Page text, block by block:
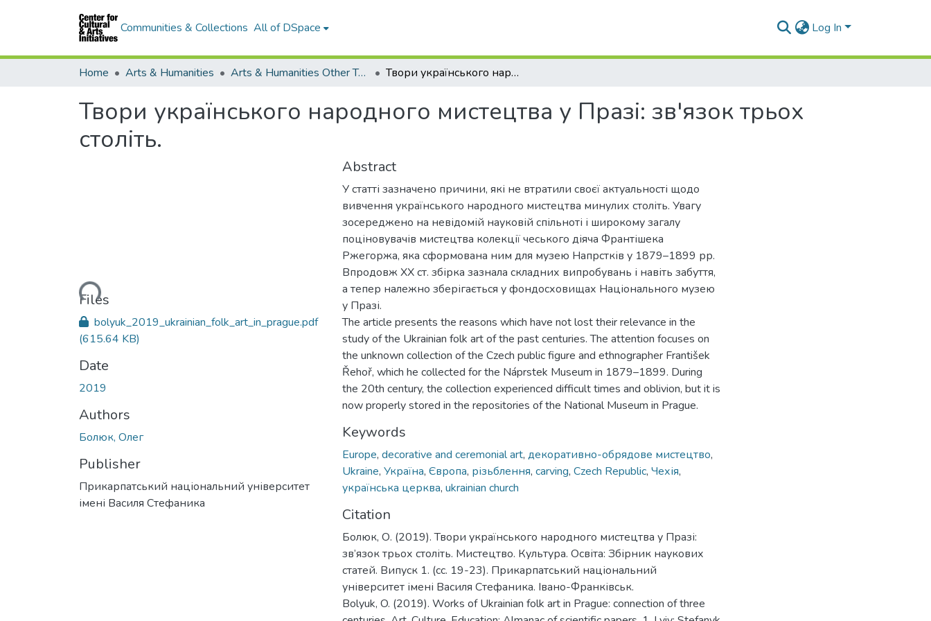
Communities & Collections All of DSpace Log In
Home Arts & Humanities Arts & Humanities Other Topics Твори українського народного мистецтва у Празі: зв'язок трьох століть.
Твори українського народного мистецтва у Празі: зв'язок трьох
століть.
Loading...
Files
bolyuk_2019_ukrainian_folk_art_in_prague.pdf
(615.64 KB)
Date
2019
Authors
Болюк, Олег
Publisher
Прикарпатський національний університет
імені Василя Стефаника
Abstract
У статті зазначено причини, які не втратили своєї актуальності щодо
вивчення українського народного мистецтва минулих століть. Увагу
зосереджено на невідомій науковій спільноті і широкому загалу
поціновувачів мистецтва колекції чеського діяча Франтішека
Ржегоржа, яка сформована ним для музею Напрстків у 1879–1899 рр.
Впродовж ХХ ст. збірка зазнала складних випробувань і навіть забуття,
а тепер належно зберігається у фондосховищах Національного музею
у Празі.
The article presents the reasons which have not lost their relevance in the
study of the Ukrainian folk art of the past centuries. The attention focuses on
the unknown collection of the Czech public figure and ethnographer František
Řehoř, which he collected for the Náprstek Museum in 1879–1899. During
the 20th century, the collection experienced difficult times and oblivion, but it is
now properly stored in the repositories of the National Museum in Prague.
Keywords
Europe, decorative and ceremonial art, декоративно-обрядове мистецтво,
Ukraine, Україна, Європа, різьблення, carving, Czech Republic, Чехія,
українська церква, ukrainian church
Citation
Болюк, О. (2019). Твори українського народного мистецтва у Празі:
зв’язок трьох століть. Мистецтво. Культура. Освіта: Збірник наукових
статей. Випуск 1. (сс. 19-23). Прикарпатський національний
університет імені Василя Стефаника. Івано-Франківськ.
Bolyuk, O. (2019). Works of Ukrainian folk art in Prague: connection of three